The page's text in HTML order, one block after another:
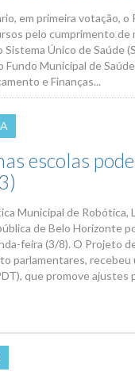
em primeira votação,
pelo cumprimento
Sistema Único de Saúde
Fundo Municipal de
e Finanças...
escolas
Municipal de
de Belo Horizonte
feira (3/8). O Projeto
parlamentares,
que promove ajustes